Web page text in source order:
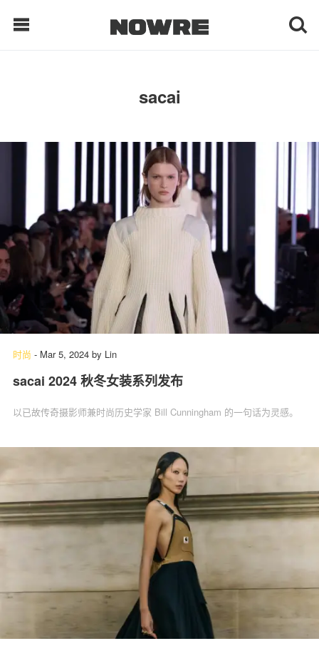
每日鲜榨
现客视点
每日栏目
时 尚
科 技
sacai
时尚 - Mar 5, 2024 by Lin
sacai 2024 秋冬女装系列发布
以已故传奇摄影师兼时尚历史学家 Bill Cunningham 的一句话为灵感。